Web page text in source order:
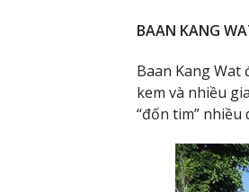
BAAN KANG
Baan Kang
kem và nhiều
“đốn tim”